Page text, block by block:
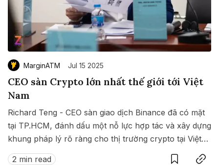
MarginATM Jul 15 2025
CEO sàn Crypto lớn nhất thế giới tới Việt
Nam
Richard Teng - CEO sàn giao dịch Binance đã có mặt
tại TP.HCM, đánh dấu một nỗ lực hợp tác và xây dựng
khung pháp lý rõ ràng cho thị trường crypto tại Việt
Nam.
2 min read
SaveCopy link